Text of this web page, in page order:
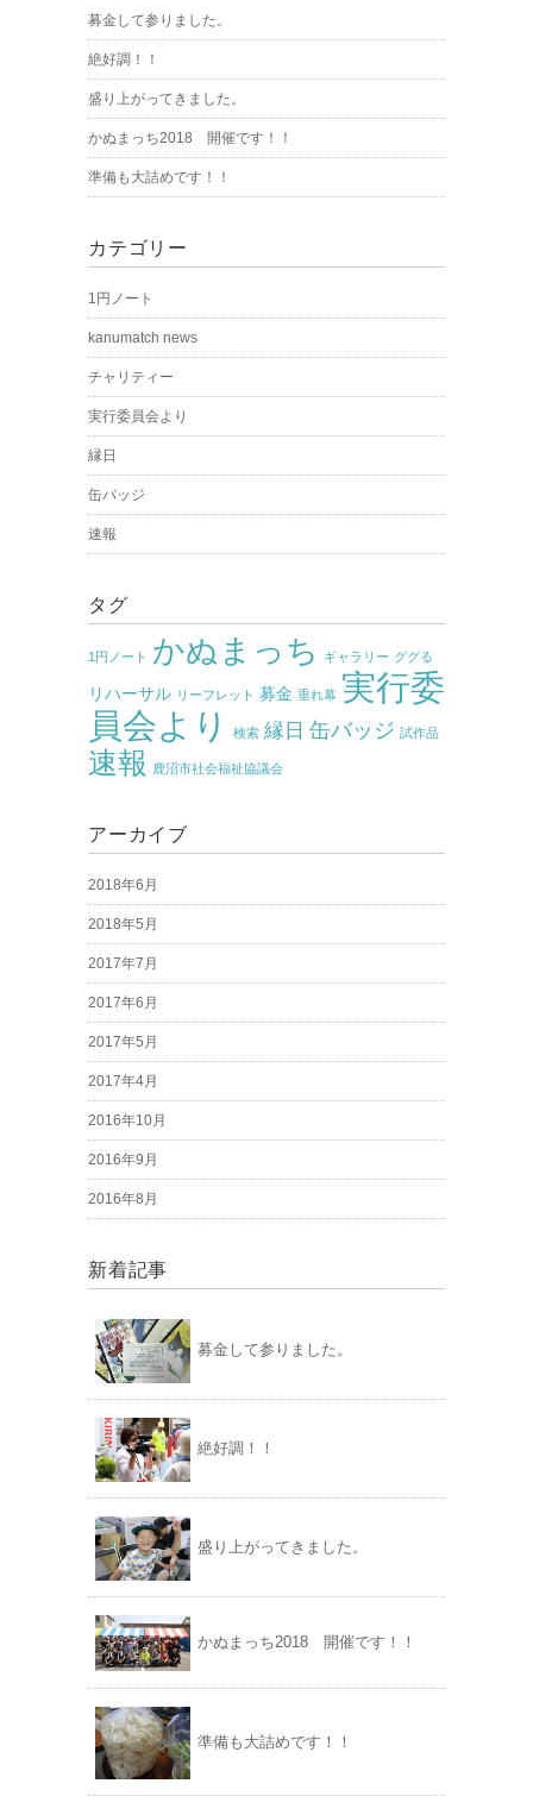
募金して参りました。
絶好調！！
盛り上がってきました。
かぬまっち2018 開催です！！
準備も大詰めです！！
カテゴリー
1円ノート
kanumatch news
チャリティー
実行委員会より
縁日
缶バッジ
速報
タグ
1円ノート かぬまっち ギャラリー ググる
リハーサル リーフレット 募金 垂れ幕 実行委
員会より
検索 縁日 缶バッジ 試作品
速報 鹿沼市社会福祉協議会
アーカイブ
2018年6月
2018年5月
2017年7月
2017年6月
2017年5月
2017年4月
2016年10月
2016年9月
2016年8月
新着記事
募金して参りました。
絶好調！！
盛り上がってきました。
かぬまっち2018 開催です！！
準備も大詰めです！！